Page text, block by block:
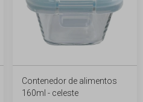
Contenedor de alimentos
160ml - celeste